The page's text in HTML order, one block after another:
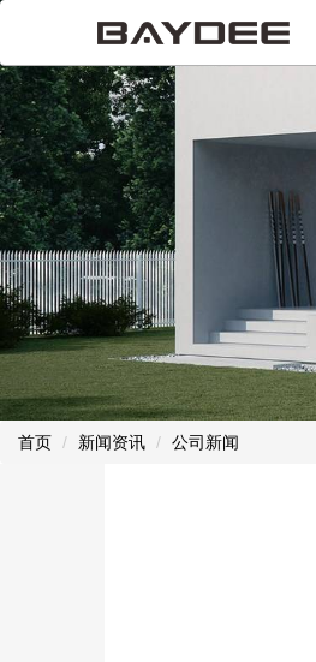
首页 新闻资讯 公司新闻